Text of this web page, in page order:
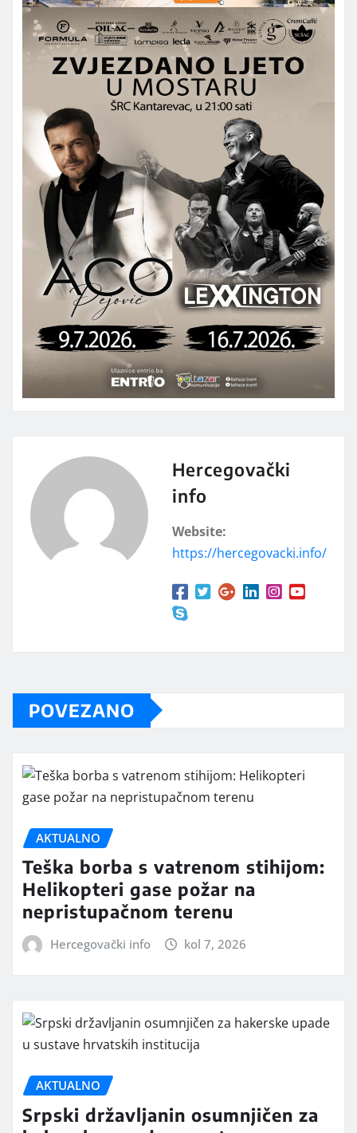
Hercegovački
info
Website:
https://hercegovacki.info/
POVEZANO
AKTUALNO
Teška borba s vatrenom stihijom:
Helikopteri gase požar na
nepristupačnom terenu
Hercegovački info kol 7, 2026
AKTUALNO
Srpski državljanin osumnjičen za